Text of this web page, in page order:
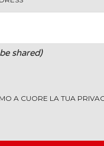
shared)
A CUORE LA TUA